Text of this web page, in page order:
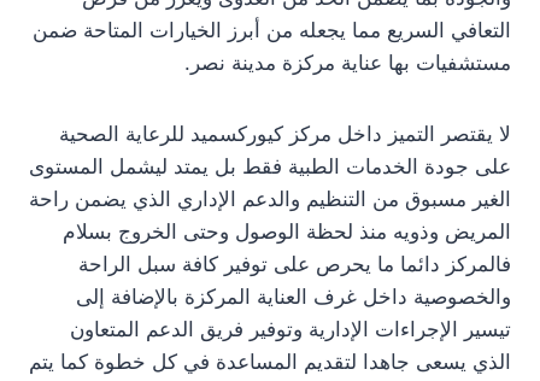
التعافي السريع مما يجعله من أبرز الخيارات المتاحة ضمن
مستشفيات بها عناية مركزة مدينة نصر.
لا يقتصر التميز داخل مركز كيوركسميد للرعاية الصحية
على جودة الخدمات الطبية فقط بل يمتد ليشمل المستوى
الغير مسبوق من التنظيم والدعم الإداري الذي يضمن راحة
المريض وذويه منذ لحظة الوصول وحتى الخروج بسلام
فالمركز دائما ما يحرص على توفير كافة سبل الراحة
والخصوصية داخل غرف العناية المركزة بالإضافة إلى
تيسير الإجراءات الإدارية وتوفير فريق الدعم المتعاون
الذي يسعى جاهدا لتقديم المساعدة في كل خطوة كما يتم